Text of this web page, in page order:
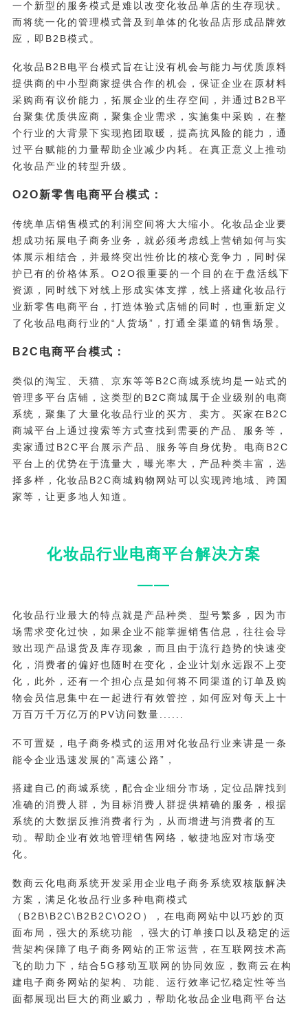
一个新型的服务模式是难以改变化妆品单店的生存现状。
而将统一化的管理模式普及到单体的化妆品店形成品牌效
应，即B2B模式。
化妆品B2B电平台模式旨在让没有机会与能力与优质原料
提供商的中小型商家提供合作的机会，保证企业在原材料
采购商有议价能力，拓展企业的生存空间，并通过B2B平
台聚集优质供应商，聚集企业需求，实施集中采购，在整
个行业的大背景下实现抱团取暖，提高抗风险的能力，通
过平台赋能的力量帮助企业减少内耗。在真正意义上推动
化妆品产业的转型升级。
O2O新零售电商平台模式：
传统单店销售模式的利润空间将大大缩小。化妆品企业要
想成功拓展电子商务业务，就必须考虑线上营销如何与实
体展示相结合，并最终突出性价比的核心竞争力，同时保
护已有的价格体系。O2O很重要的一个目的在于盘活线下
资源，同时线下对线上形成实体支撑，线上搭建化妆品行
业新零售电商平台，打造体验式店铺的同时，也重新定义
了化妆品电商行业的“人货场”，打通全渠道的销售场景。
B2C电商平台模式：
类似的淘宝、天猫、京东等等B2C商城系统均是一站式的
管理多平台店铺，这类型的B2C商城属于企业级别的电商
系统，聚集了大量化妆品行业的买方、卖方。买家在B2C
商城平台上通过搜索等方式查找到需要的产品、服务等，
卖家通过B2C平台展示产品、服务等自身优势。电商B2C
平台上的优势在于流量大，曝光率大，产品种类丰富，选
择多样，化妆品B2C商城购物网站可以实现跨地域、跨国
家等，让更多地人知道。
化妆品行业电商平台解决方案
——
化妆品行业最大的特点就是产品种类、型号繁多，因为市
场需求变化过快，如果企业不能掌握销售信息，往往会导
致出现产品退货及库存现象，而且由于流行趋势的快速变
化，消费者的偏好也随时在变化，企业计划永远跟不上变
化，此外，还有一个担心点是如何将不同渠道的订单及购
物会员信息集中在一起进行有效管控，如何应对每天上十
万百万千万亿万的PV访问数量......
不可置疑，电子商务模式的运用对化妆品行业来讲是一条
能令企业迅速发展的“高速公路”，
搭建自己的商城系统，配合企业细分市场，定位品牌找到
准确的消费人群，为目标消费人群提供精确的服务，根据
系统的大数据反推消费者行为，从而增进与消费者的互
动。帮助企业有效地管理销售网络，敏捷地应对市场变
化。
数商云化电商系统开发采用企业电子商务系统双核版解决
方案，满足化妆品行业多种电商模式
（B2B\B2C\B2B2C\O2O），在电商网站中以巧妙的页
面布局，强大的系统功能 ，强大的订单接口以及稳定的运
营架构保障了电子商务网站的正常运营，在互联网技术高
飞的助力下，结合5G移动互联网的协同效应，数商云在构
建电子商务网站的架构、功能、运行效率记忆稳定性等当
面都展现出巨大的商业威力，帮助化妆品企业电商平台达